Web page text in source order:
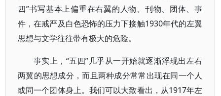
四”书写基本上偏重在右翼的人物、刊物、团体、事
件，在戒严及白色恐怖的压力下接触1930年代的左翼
思想与文学往往带有极大的危险。
事实上，“五四”几乎从一开始就逐渐浮现出左右
两翼的思想成分，而且两种成分常常出现在同一个人
或同一个团体身上。我们可以大致看出，从1917年左